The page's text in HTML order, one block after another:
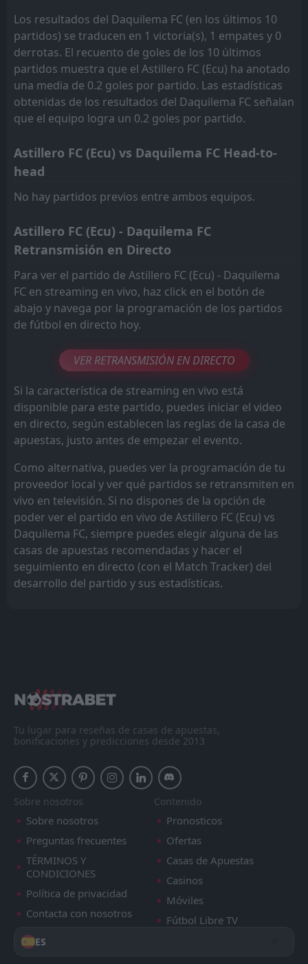
Los resultados del Daquilema FC (en los últimos 10
partidos) se traducen en 1 victoria(s), 1 empates y 0
derrotas. El recuento de goles de los 10 últimos
partidos muestra que el Astillero FC (Ecu) ha anotado
una media de 0.2 goles por partido. Las estadísticas
obtenidas de los resultados del Daquilema FC señalan
que el equipo logra un 0.2 goles por partido.
Astillero FC (Ecu) vs Daquilema FC Head-to-
head
No hay partidos previos entre ambos equipos.
Astillero FC (Ecu) - Daquilema FC
Retransmisión en Directo
Para ver el partido de Astillero FC (Ecu) - Daquilema
FC en streaming en vivo, haz click en el botón de
abajo y navega por la programación de los partidos
de fútbol en directo hoy.
VER RETRANSMISIÓN EN DIRECTO
Si la característica de streaming en vivo está
disponible para este partido, puedes iniciar el video
en directo, según establecen las reglas de la casa de
apuestas, justo antes de empezar el evento.
Como alternativa, puedes ver la programación de tu
proveedor local y ver qué partidos se retransmiten en
vivo en televisión. Si no dispones de la opción de
poder ver el partido en vivo de Astillero FC (Ecu) vs
Daquilema FC, siempre puedes elegir alguna de las
casas de apuestas recomendadas y hacer el
seguimiento en directo (con el Match Tracker) del
desarrollo del partido y sus estadísticas.
Tu lugar para reseñas de casas de apuestas,
bonificaciones y predicciones desde 2013
Sobre nosotros
Sobre nosotros
Preguntas frecuentes
TÉRMINOS Y
CONDICIONES
Política de privacidad
Contacta con nosotros
Contenido
Pronosticos
Ofertas
Casas de Apuestas
Casinos
Móviles
Fútbol Libre TV
ES